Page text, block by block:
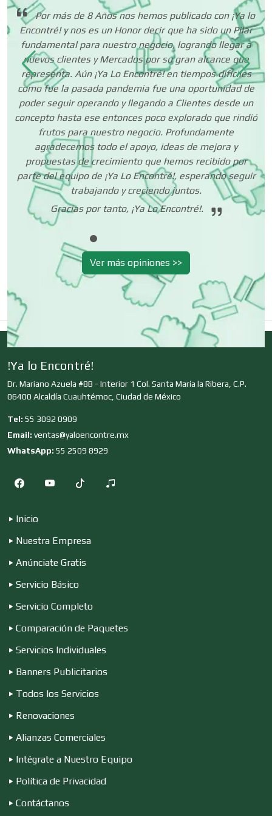
Centros de Nutrición
Centros Turísticos
Cerrajerías
Cibercafés
Clínicas de Belleza
Clínicas de Rehabilitación
Clínicas y Hospitales
Clubes Deportivos
Cocinas Integrales
Combustibles y Lubricantes
Compresores de aire
Conferencias Empresariales
Construcciones en General
Contadores
Control de Plagas
Conversiones Automotrices
Copiadoras
Por más de 8 Años nos hemos publicado con ¡Ya lo
Encontré! y nos es un Honor decir que ha sido un Pilar
fundamental para nuestro negocio, logrando llegar a
nuevos clientes y Mercados por su gran alcance que
representa. Aún ¡Ya Lo Encontré! en tiempos difíciles
como fue la pasada pandemia fue una oportunidad de
poder seguir operando y llegando a Clientes desde un
concepto hasta ese entonces poco explorado que rindió
frutos para nuestro negocio. Profundamente
agradecemos todo el apoyo, ideas de mejora y
propuestas de crecimiento que hemos recibido por
parte del equipo de ¡Ya Lo Encontré!, esperando seguir
trabajando y creciendo juntos.
Gracias por tanto, ¡Ya Lo Encontré!.
Ver más opiniones >>
!Ya lo Encontré!
Dr. Mariano Azuela #8B - Interior 1 Col. Santa María la Ribera, C.P.
06400 Alcaldía Cuauhtémoc, Ciudad de México
Tel: 55 3092 0909
Email: ventas@yaloencontre.mx
WhatsApp: 55 2509 8929
Inicio
Nuestra Empresa
Anúnciate Gratis
Servicio Básico
Servicio Completo
Comparación de Paquetes
Servicios Individuales
Banners Publicitarios
Todos los Servicios
Renovaciones
Alianzas Comerciales
Intégrate a Nuestro Equipo
Política de Privacidad
Contáctanos